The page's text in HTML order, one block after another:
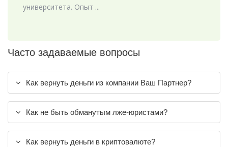
университета. Опыт ...
Часто задаваемые вопросы
Как вернуть деньги из компании Ваш Партнер?
Как не быть обманутым лже-юристами?
Как вернуть деньги в криптовалюте?